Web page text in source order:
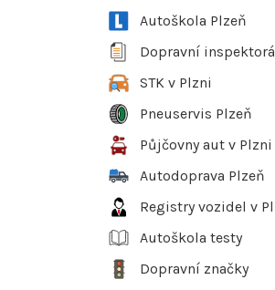
Autoškola Plzeň
Dopravní
STK v Plzni
Pneuservis Plzeň
Půjčovny aut v Plzni
Autodoprava Plzeň
Registry vozidel v
Autoškola testy
Dopravní značky